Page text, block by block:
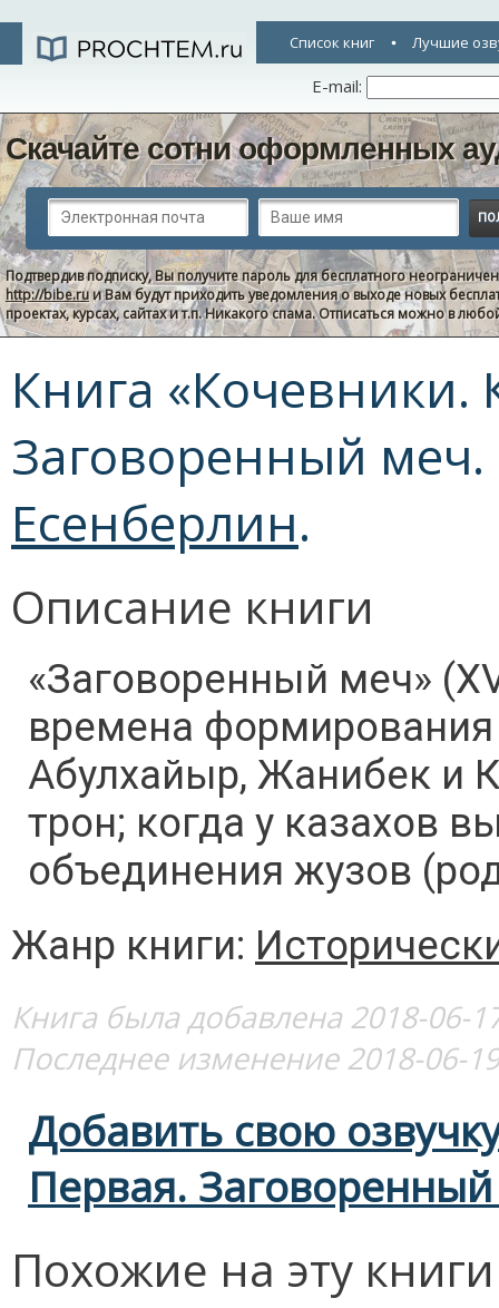
Список книг Лучшие
E-mail:
Скачайте сотни оформленных
Подтвердив подписку, Вы получите пароль для бесплатного
http://bibe.ruи Вам будут приходить уведомления о выходе новых
проектах, курсах, сайтах и т.п. Никакого спама. Отписаться можно в
Книга «Кочевники.
Заговоренный
Есенберлин.
Описание книги
«Заговоренный меч»
времена формирования
Абулхайыр, Жанибек и
трон; когда у казахов
объединения жузов
Жанр книги:
Книга была добавлена 2018-06-
Последнее изменение 2018-06-
Добавить свою
Первая.
Похожие на эту